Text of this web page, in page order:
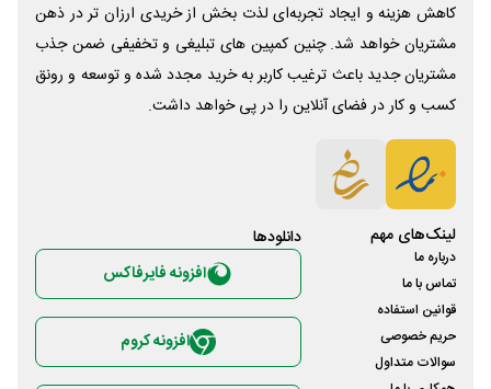
کاهش هزینه و ایجاد تجربه‌ای لذت بخش از خریدی ارزان تر در ذهن
مشتریان خواهد شد. چنین کمپین های تبلیغی و تخفیفی ضمن جذب
مشتریان جدید باعث ترغیب کاربر به خرید مجدد شده و توسعه و رونق
کسب و کار در فضای آنلاین را در پی خواهد داشت.
لینک‌های مهم
درباره ما
تماس با ما
قوانین استفاده
حریم خصوصی
سوالات متداول
دانلود‌ها
افزونه فایرفاکس
افزونه کروم